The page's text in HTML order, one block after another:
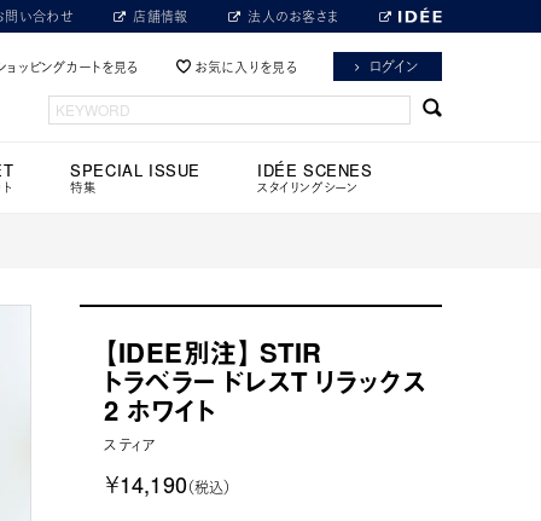
問い合わせ 店舗情報 法人のお客さま
ョッピングカートを見る お気に入りを見る ログイン
SPECIAL ISSUE
特集
IDÉE SCENES
スタイリングシーン
【IDEE別注】 STIR
トラベラー ドレスT リラックス
2 ホワイト
スティア
￥14,190（税込）